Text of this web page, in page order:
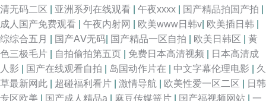
清无码二区
亚洲系列在线观看 午夜xxxx 国产精品拍国产拍
成人国产免费观看
午夜内射网 欧美www日韩v 欧美插日韩
综综合五月
国产AⅤ无码 国产精品一区自拍 欧美日韩区
黄
色三极毛片
自拍偷拍第五页 免费日本高清视频
日本高清成
人影
国产在线观看自拍 岛国动作片在 中文字幕伦理电影
久
草最新网此
超碰福利看片 激情导航 欧美性爱一区二区
日韩
专区欧美
国产成人精品a 麻豆传媒簧片 国产福视频网站
一